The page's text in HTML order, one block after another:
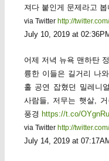
져다 붙인게 문제라고 봅
via Twitter http://
July 10, 2019 at
어제 저녁 뉴욕 맨하탄
륭한 이들은 길거리 나
홀 공연 잡혔던 밀레니
사람들, 저무는 햇살,
풍경 https://t.co/
via Twitter http://
July 14, 2019 at